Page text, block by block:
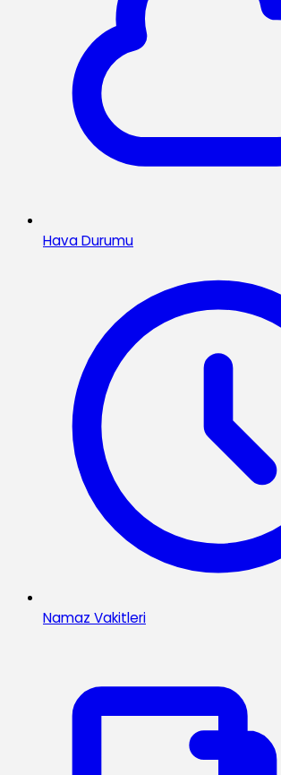
Hava Durumu
Namaz Vakitleri